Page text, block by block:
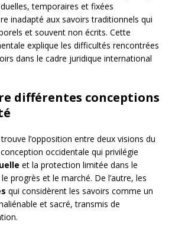
temporaires et fixées
inadapté aux savoirs traditionnels qui
et souvent non écrits. Cette
explique les difficultés rencontrées
dans le cadre juridique international
différentes conceptions
l’opposition entre deux visions du
occidentale qui privilégie
et la protection limitée dans le
progrès et le marché. De l’autre, les
qui considèrent les savoirs comme un
et sacré, transmis de